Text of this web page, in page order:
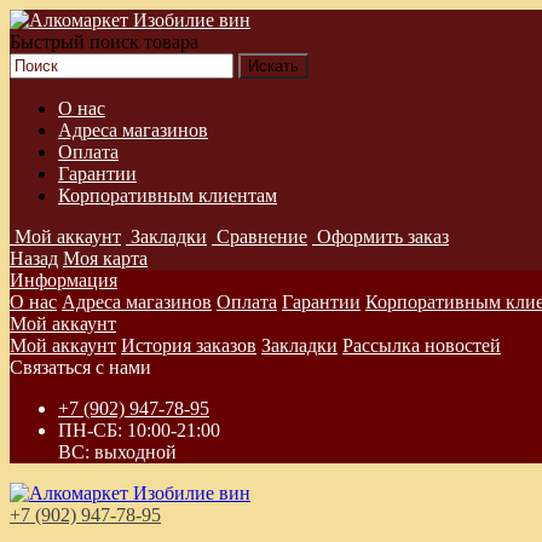
Быстрый поиск товара
О нас
Адреса магазинов
Оплата
Гарантии
Корпоративным клиентам
Мой аккаунт Закладки Сравнение Оформить заказ
Назад Моя карта
Информация
О нас Адреса магазинов Оплата Гарантии Корпоративным
Мой аккаунт
Мой аккаунт История заказов Закладки Рассылка новостей
Связаться с нами
+7 (902) 947-78-95
ПН-СБ: 10:00-21:00
ВС: выходной
+7 (902) 947-78-95